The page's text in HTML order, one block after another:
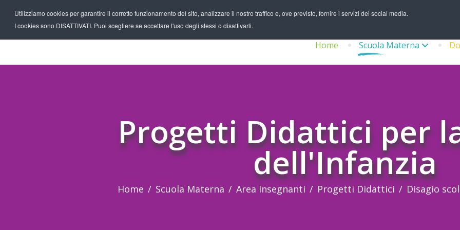
Utilizziamo cookies per garantire il corretto funzionamento del sito, analizzare il nostro traffico e, ove previsto, fornire i servizi dei social media.
I cookies sono DISATTIVATI. Puoi scegliere se accettare l'uso degli stessi o disattivarli.
Home Scuola Materna
Progetti Didattici per
dell'Infanzia
Home Scuola Materna Area Insegnanti Progetti Didattici Disagio